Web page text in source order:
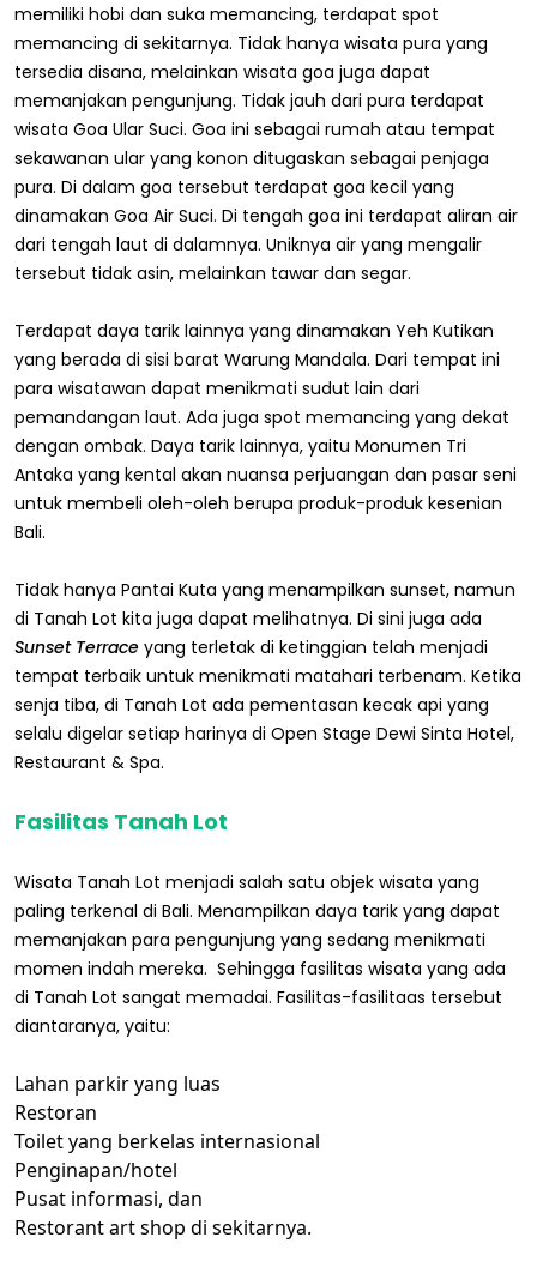
memiliki hobi dan suka memancing, terdapat spot
memancing di sekitarnya. Tidak hanya wisata pura yang
tersedia disana, melainkan wisata goa juga dapat
memanjakan pengunjung. Tidak jauh dari pura terdapat
wisata Goa Ular Suci. Goa ini sebagai rumah atau tempat
sekawanan ular yang konon ditugaskan sebagai penjaga
pura. Di dalam goa tersebut terdapat goa kecil yang
dinamakan Goa Air Suci. Di tengah goa ini terdapat aliran air
dari tengah laut di dalamnya. Uniknya air yang mengalir
tersebut tidak asin, melainkan tawar dan segar.
Terdapat daya tarik lainnya yang dinamakan Yeh Kutikan
yang berada di sisi barat Warung Mandala. Dari tempat ini
para wisatawan dapat menikmati sudut lain dari
pemandangan laut. Ada juga spot memancing yang dekat
dengan ombak. Daya tarik lainnya, yaitu Monumen Tri
Antaka yang kental akan nuansa perjuangan dan pasar seni
untuk membeli oleh-oleh berupa produk-produk kesenian
Bali.
Tidak hanya Pantai Kuta yang menampilkan sunset, namun
di Tanah Lot kita juga dapat melihatnya. Di sini juga ada
Sunset Terrace yang terletak di ketinggian telah menjadi
tempat terbaik untuk menikmati matahari terbenam. Ketika
senja tiba, di Tanah Lot ada pementasan kecak api yang
selalu digelar setiap harinya di Open Stage Dewi Sinta Hotel,
Restaurant & Spa.
Fasilitas Tanah Lot
Wisata Tanah Lot menjadi salah satu objek wisata yang
paling terkenal di Bali. Menampilkan daya tarik yang dapat
memanjakan para pengunjung yang sedang menikmati
momen indah mereka. Sehingga fasilitas wisata yang ada
di Tanah Lot sangat memadai. Fasilitas-fasilitaas tersebut
diantaranya, yaitu:
Lahan parkir yang luas
Restoran
Toilet yang berkelas internasional
Penginapan/hotel
Pusat informasi, dan
Restorant art shop di sekitarnya.